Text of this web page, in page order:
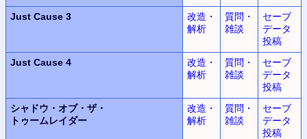
Just Cause 3
改造・
解析
質問・
雑談
セーブ
データ
投稿
Just Cause 4
改造・
解析
質問・
雑談
セーブ
データ
投稿
シャドウ・オブ・ザ・
トゥームレイダー
改造・
解析
質問・
雑談
セーブ
データ
投稿